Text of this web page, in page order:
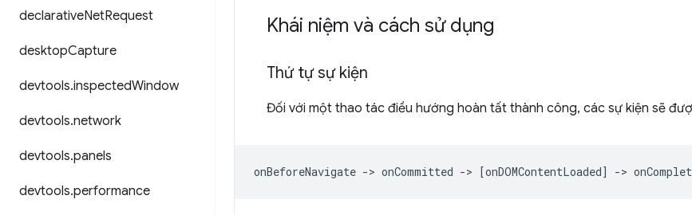
declarativeNetRequest
desktopCapture
devtools.inspectedWindow
devtools.network
devtools.panels
devtools.performance
Khái niệm và cách sử dụng
Thứ tự sự kiện
Đối với một thao tác điều hướng hoàn tất thành công, các sự kiện sẽ